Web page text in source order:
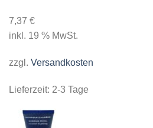
7,37 €
inkl. 19 % MwSt.
zzgl. Versandkosten
Lieferzeit: 2-3 Tage